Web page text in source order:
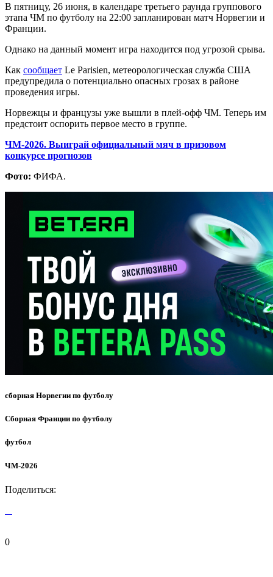
В пятницу, 26 июня, в календаре третьего раунда группового
этапа ЧМ по футболу на 22:00 запланирован матч Норвегии и
Франции.
Однако на данный момент игра находится под угрозой срыва.
Как сообщает Le Parisien, метеорологическая служба США
предупредила о потенциально опасных грозах в районе
проведения игры.
Норвежцы и французы уже вышли в плей-офф ЧМ. Теперь им
предстоит оспорить первое место в группе.
ЧМ-2026. Выиграй официальный мяч в призовом
конкурсе прогнозов
Фото: ФИФА.
сборная Норвегии по футболу
Сборная Франции по футболу
футбол
ЧМ-2026
Поделиться:
0